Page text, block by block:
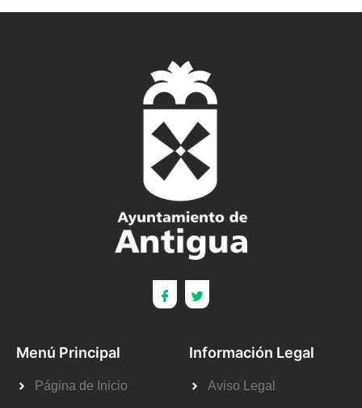
Menú Principal
Página de Inicio
Información Legal
Aviso Legal